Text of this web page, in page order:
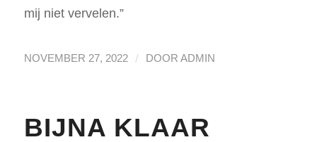
mij niet vervelen.”
NOVEMBER 27, 2022 / DOOR ADMIN
BIJNA KLAAR